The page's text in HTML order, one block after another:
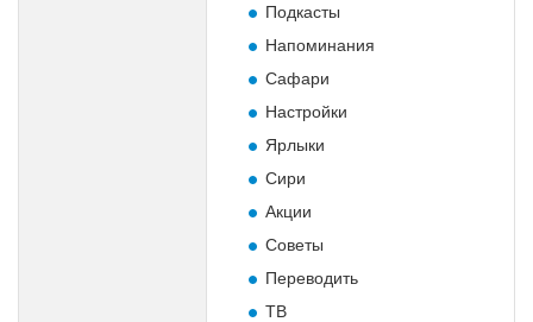
Подкасты
Напоминания
Сафари
Настройки
Ярлыки
Сири
Акции
Советы
Переводить
ТВ